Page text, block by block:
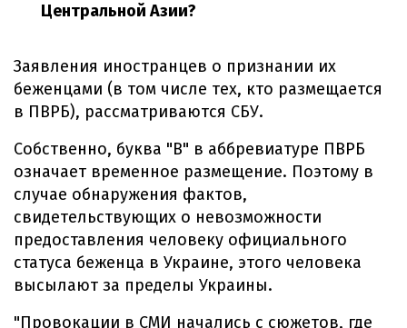
Центральной Азии?
Заявления иностранцев о признании их
беженцами (в том числе тех, кто размещается
в ПВРБ), рассматриваются СБУ.
Собственно, буква "В" в аббревиатуре ПВРБ
означает временное размещение. Поэтому в
случае обнаружения фактов,
свидетельствующих о невозможности
предоставления человеку официального
статуса беженца в Украине, этого человека
высылают за пределы Украины.
"Провокации в СМИ начались с сюжетов, где